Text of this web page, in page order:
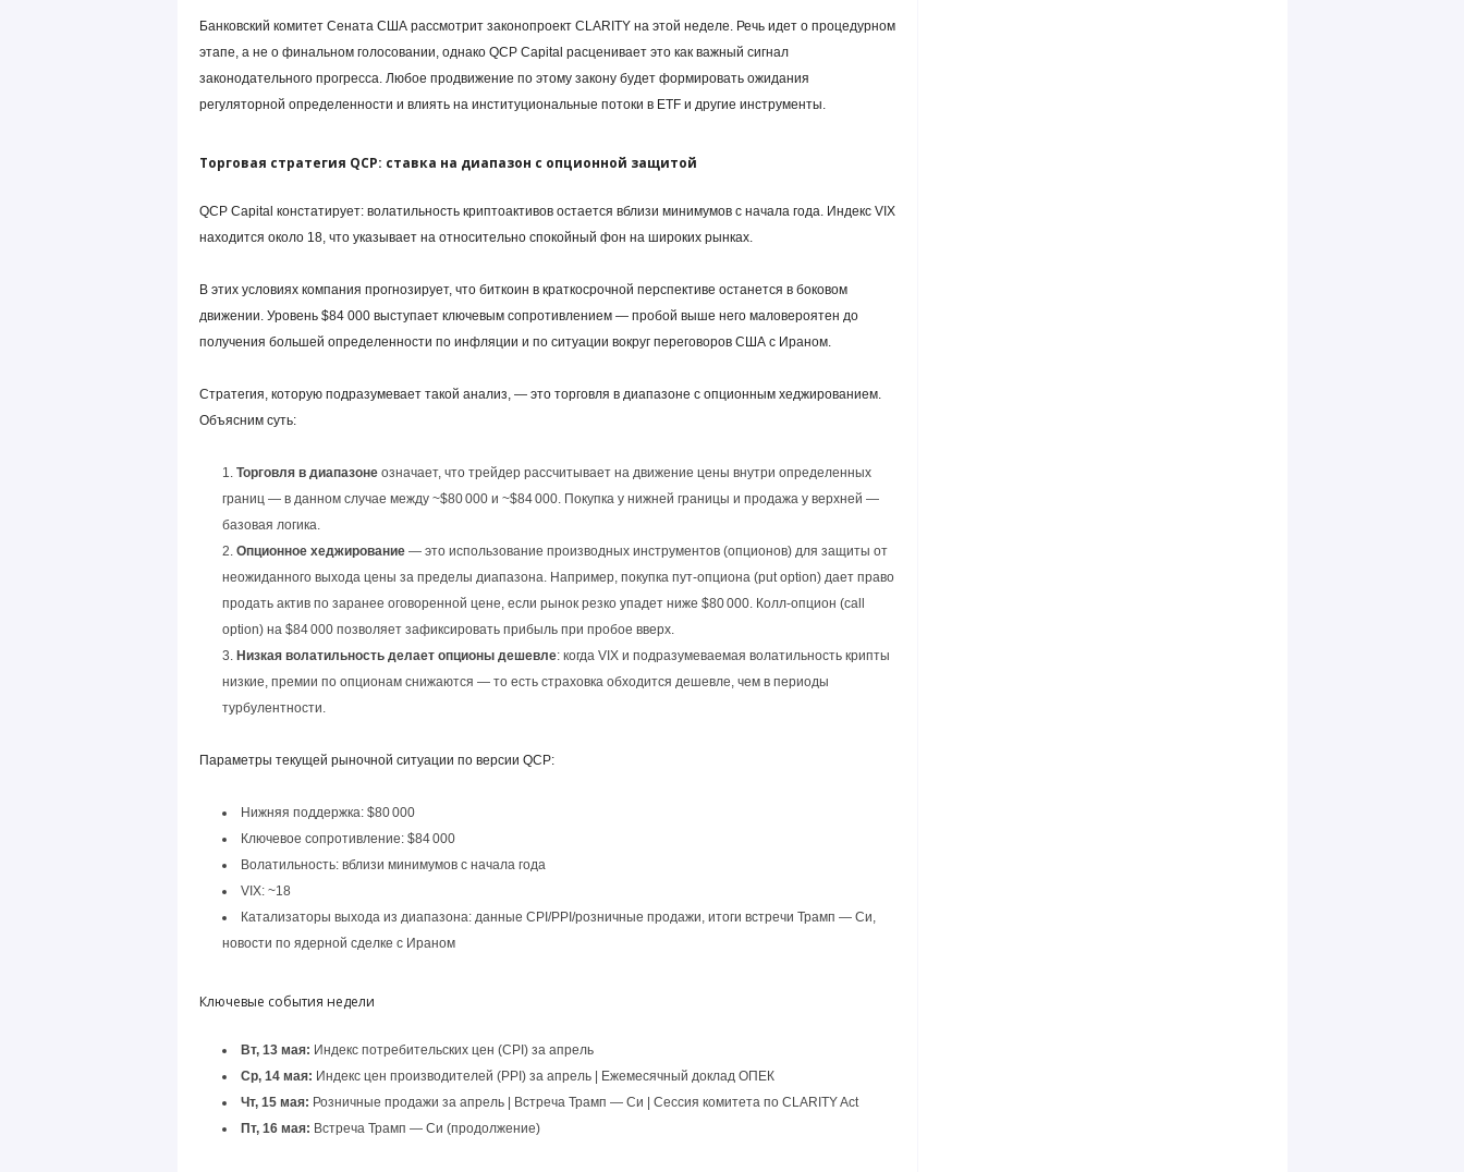
Банковский комитет Сената США рассмотрит законопроект CLARITY на этой неделе. Речь идет о процедурном
этапе, а не о финальном голосовании, однако QCP Capital расценивает это как важный сигнал
законодательного прогресса. Любое продвижение по этому закону будет формировать ожидания
регуляторной определенности и влиять на институциональные потоки в ETF и другие инструменты.
Торговая стратегия QCP: ставка на диапазон с опционной защитой
QCP Capital констатирует: волатильность криптоактивов остается вблизи минимумов с начала года. Индекс VIX
находится около 18, что указывает на относительно спокойный фон на широких рынках.
В этих условиях компания прогнозирует, что биткоин в краткосрочной перспективе останется в боковом
движении. Уровень $84 000 выступает ключевым сопротивлением — пробой выше него маловероятен до
получения большей определенности по инфляции и по ситуации вокруг переговоров США с Ираном.
Стратегия, которую подразумевает такой анализ, — это торговля в диапазоне с опционным хеджированием.
Объясним суть:
Торговля в диапазонеозначает, что трейдер рассчитывает на движение цены внутри определенных
границ — в данном случае между ~$80 000 и ~$84 000. Покупка у нижней границы и продажа у верхней —
базовая логика.
Опционное хеджирование— это использование производных инструментов (опционов) для защиты от
неожиданного выхода цены за пределы диапазона. Например, покупка пут-опциона (put option) дает право
продать актив по заранее оговоренной цене, если рынок резко упадет ниже $80 000. Колл-опцион (call
option) на $84 000 позволяет зафиксировать прибыль при пробое вверх.
Низкая волатильность делает опционы дешевле: когда VIX и подразумеваемая волатильность крипты
низкие, премии по опционам снижаются — то есть страховка обходится дешевле, чем в периоды
турбулентности.
Параметры текущей рыночной ситуации по версии QCP:
Нижняя поддержка: $80 000
Ключевое сопротивление: $84 000
Волатильность: вблизи минимумов с начала года
VIX: ~18
Катализаторы выхода из диапазона: данные CPI/PPI/розничные продажи, итоги встречи Трамп — Си,
новости по ядерной сделке с Ираном
Ключевые события недели
Вт, 13 мая: Индекс потребительских цен (CPI) за апрель
Ср, 14 мая: Индекс цен производителей (PPI) за апрель | Ежемесячный доклад ОПЕК
Чт, 15 мая: Розничные продажи за апрель | Встреча Трамп — Си | Сессия комитета по CLARITY Act
Пт, 16 мая: Встреча Трамп — Си (продолжение)